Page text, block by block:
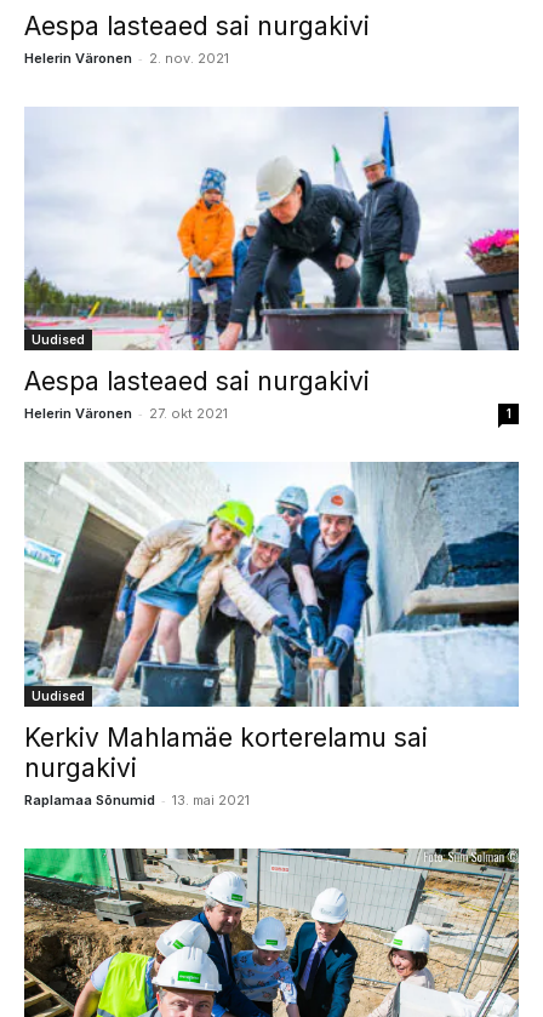
Aespa lasteaed sai nurgakivi
Helerin Väronen - 2. nov. 2021
Uudised
Aespa lasteaed sai nurgakivi
Helerin Väronen - 27. okt 2021 1
Uudised
Kerkiv Mahlamäe korterelamu sai
nurgakivi
Raplamaa Sõnumid - 13. mai 2021